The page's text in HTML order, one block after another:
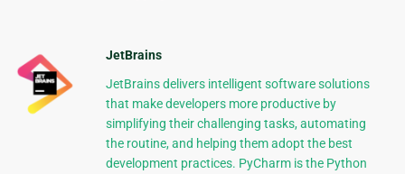
JetBrains
JetBrains delivers intelligent software solutions
that make developers more productive by
simplifying their challenging tasks, automating
the routine, and helping them adopt the best
development practices. PyCharm is the Python